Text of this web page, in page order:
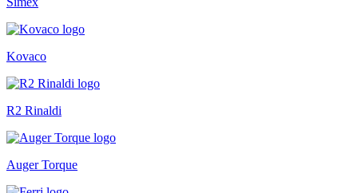
Kovaco
R2 Rinaldi
Auger Torque